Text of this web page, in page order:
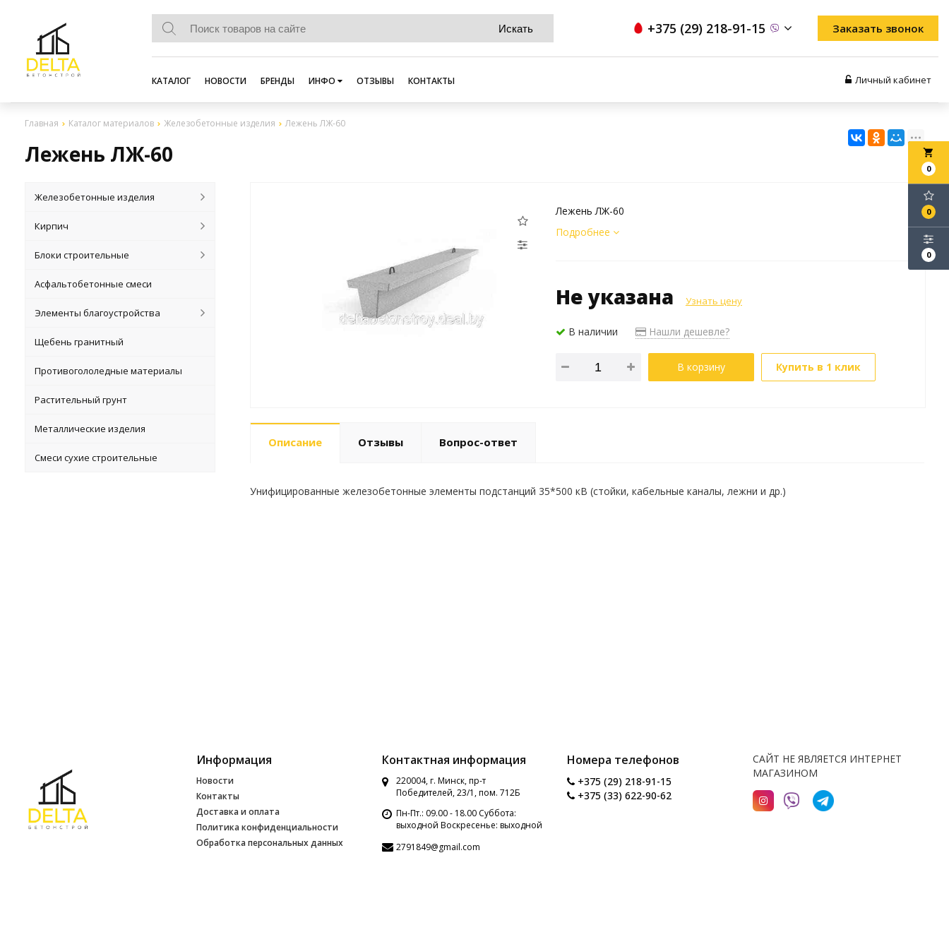
+375 (29) 218-91-15 Заказать звонок
КАТАЛОГ НОВОСТИ БРЕНДЫ ИНФО ОТЗЫВЫ КОНТАКТЫ Личный кабинет
Главная Каталог материалов Железобетонные изделия Лежень ЛЖ-60
Лежень ЛЖ-60 local_grocery_store
0
0
0
Железобетонные изделия
Кирпич
Блоки строительные
Асфальтобетонные смеси
Элементы благоустройства
Щебень гранитный
Противогололедные материалы
Растительный грунт
Металлические изделия
Смеси сухие строительные
Лежень ЛЖ-60
Подробнее
Не указана Узнать цену
В наличии Нашли дешевле?
В корзину Купить в 1 клик
Описание Отзывы Вопрос-ответ
Унифицированные железобетонные элементы подстанций 35*500 кВ (стойки, кабельные каналы, лежни и др.)
Информация
Новости
Контакты
Доставка и оплата
Политика конфиденциальности
Обработка персональных данных
Контактная информация
220004, г. Минск, пр-т
Победителей, 23/1, пом. 712Б
Пн-Пт.: 09.00 - 18.00 Суббота:
выходной Воскресенье: выходной
2791849@gmail.com
Номера телефонов
+375 (29) 218-91-15
+375 (33) 622-90-62
САЙТ НЕ ЯВЛЯЕТСЯ ИНТЕРНЕТ
МАГАЗИНОМ